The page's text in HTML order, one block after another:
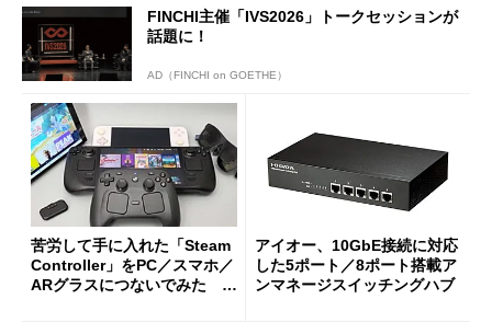
FINCHI主催「IVS2026」トークセッションが
話題に！
AD（FINCHI on GOETHE）
苦労して手に入れた「Steam
Controller」をPC／スマホ／
ARグラスにつないでみた ゲ
アイオー、10GbE接続に対応
した5ポート／8ポート搭載ア
ンマネージスイッチングハブ